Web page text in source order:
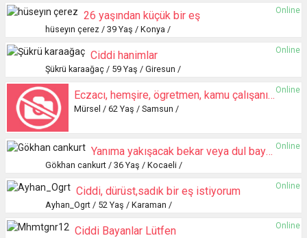
Online
26 yaşından küçük bir eş
hüseyın çerez / 39 Yaş / Konya /
Online
Ciddi hanimlar
Şükrü karaağaç / 59 Yaş / Giresun /
Online
Eczacı, hemşire, ögretmen, kamu çalışanı ile evlenmek istiyorum
Mürsel / 62 Yaş / Samsun /
Online
Yanıma yakışacak bekar veya dul bayan arıyorum
Gökhan cankurt / 36 Yaş / Kocaeli /
Online
Ciddi, dürüst,sadık bir eş istiyorum
Ayhan_Ogrt / 52 Yaş / Karaman /
Online
Ciddi Bayanlar Lütfen